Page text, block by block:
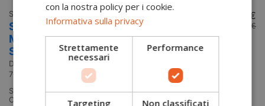
Scarpe antinfortunistiche Basse
Scarpe antinfortunistiche basse Glove
MDS Matryx Low S1PS ESD FO HRO SC
SR Diadora Utility
Diadora Utility
701.181133
127,50 €
137,50 €
Scarpe antinfortunistiche basse Glove MDS Matryx Low S1PS
Calzature di sicurezza S1PS FO SR HRO SC ESD, sportive, comode,
con la nostra policy per i cookie.
Informativa sulla privacy
Strettamente
necessari
Performance
Targeting Non classificati